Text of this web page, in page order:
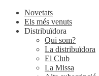
Novetats
Els més venuts
Distribuïdora
Qui som?
La distribuïdora
El Club
La Missa